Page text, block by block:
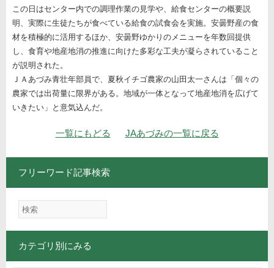
この日はセンター内での調理作業の見学や、給食センターの概要説
明、実際に生徒たちが食べている給食の試食会を実施。安曇野産の食
材を積極的に活用するほか、安曇野ゆかりのメニューを年数回提供
し、食育や地産地消の推進に向けた多彩な工夫が凝らされていること
が説明された。
ＪＡあづみ青壮年部員で、夏秋イチゴ農家の山田太一さんは「個々の
農家では出荷量に限界がある。地域が一体となって地産地消を広げて
いきたい」と意気込んだ。
ナビゲーション
一覧にもどる JAあづみの一覧に戻る
フリーワード記事検索
カテゴリ別にみる